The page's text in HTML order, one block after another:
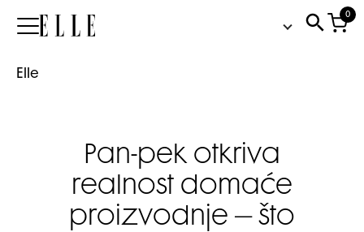
Elle
0
Elle
Pan-pek otkriva
realnost domaće
proizvodnje – što